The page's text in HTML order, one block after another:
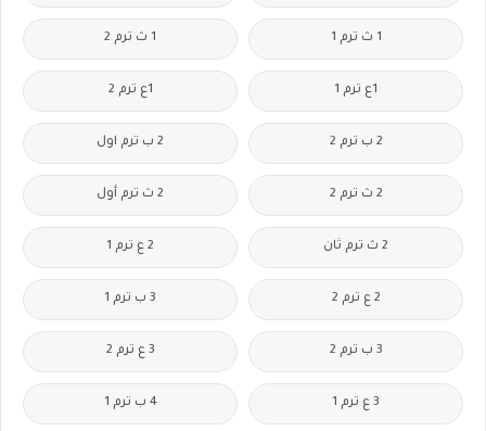
1 ث ترم 1 1 ث ترم 2
1ع ترم 1 1ع ترم 2
2 ب ترم 2 2 ب ترم اول
2 ث ترم 2 2 ث ترم أول
2 ث ترم ثان 2 ع ترم 1
2 ع ترم 2 3 ب ترم 1
3 ب ترم 2 3 ع ترم 2
3 ع ترم 1 4 ب ترم 1